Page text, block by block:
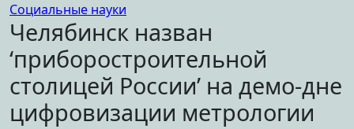
Социальные науки
Челябинск назван
‘приборостроительной
столицей России’ на демо-дне
цифровизации метрологии